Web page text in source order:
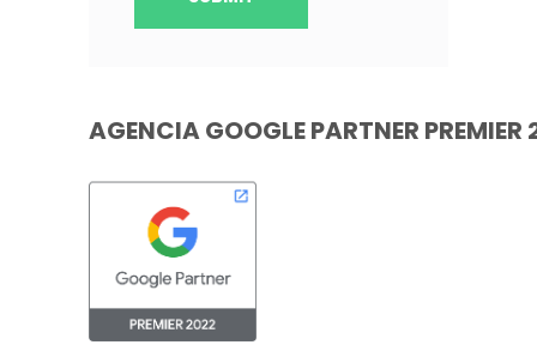
AGENCIA GOOGLE PARTNER PREMIER